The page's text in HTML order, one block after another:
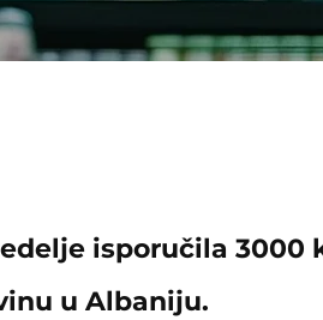
isporučila 3000
u Albaniju.